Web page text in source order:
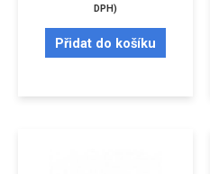
DPH)
Přidat do košíku